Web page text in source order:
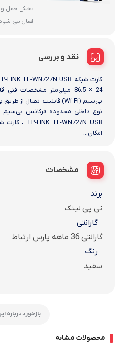
بخش حمل و
فعال می
نقد و بررسی
24 × 86.5 میلی‌متر مشخصات
امکان...
مشخصات
برند
تی پی لینک
گارانتی
گارانتی 36 ماهه پارس ارتباط
رنگ
سفید
بازخورد درباره
محصولات مشابه